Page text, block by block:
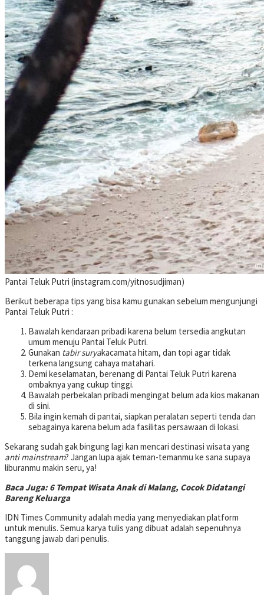
Pantai Teluk Putri (instagram.com/yitnosudjiman)
Berikut beberapa tips yang bisa kamu gunakan sebelum mengunjungi
Pantai Teluk Putri :
Bawalah kendaraan pribadi karena belum tersedia angkutan
umum menuju Pantai Teluk Putri.
Gunakan tabir suryakacamata hitam, dan topi agar tidak
terkena langsung cahaya matahari.
Demi keselamatan, berenang di Pantai Teluk Putri karena
ombaknya yang cukup tinggi.
Bawalah perbekalan pribadi mengingat belum ada kios makanan
di sini.
Bila ingin kemah di pantai, siapkan peralatan seperti tenda dan
sebagainya karena belum ada fasilitas persawaan di lokasi.
Sekarang sudah gak bingung lagi kan mencari destinasi wisata yang
anti mainstream? Jangan lupa ajak teman-temanmu ke sana supaya
liburanmu makin seru, ya!
Baca Juga: 6 Tempat Wisata Anak di Malang, Cocok Didatangi
Bareng Keluarga
IDN Times Community adalah media yang menyediakan platform
untuk menulis. Semua karya tulis yang dibuat adalah sepenuhnya
tanggung jawab dari penulis.